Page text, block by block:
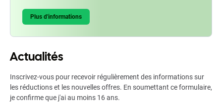
Plus d'informations
Actualités
Inscrivez-vous pour recevoir régulièrement des informations sur
les réductions et les nouvelles offres. En soumettant ce formulaire,
je confirme que j'ai au moins 16 ans.